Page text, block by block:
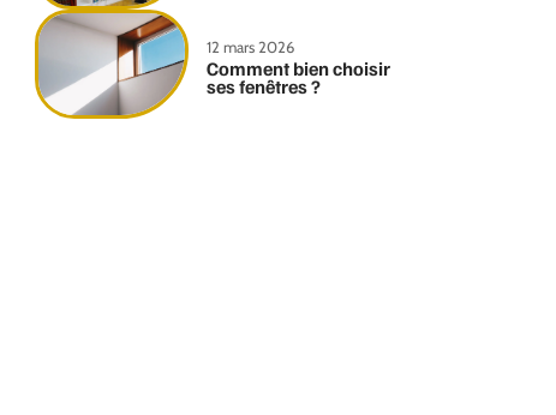
12 mars 2026
Comment bien choisir
ses fenêtres ?